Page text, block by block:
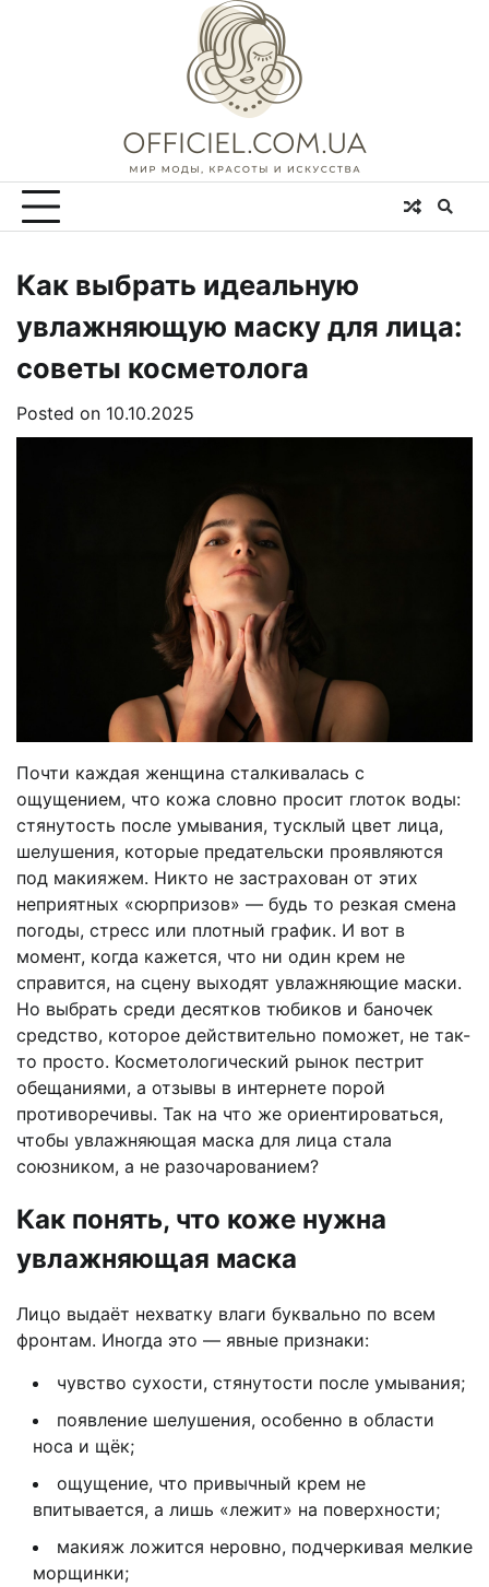
Как выбрать идеальную
увлажняющую маску для лица:
советы косметолога
Posted on 10.10.2025
Почти каждая женщина сталкивалась с
ощущением, что кожа словно просит глоток воды:
стянутость после умывания, тусклый цвет лица,
шелушения, которые предательски проявляются
под макияжем. Никто не застрахован от этих
неприятных «сюрпризов» — будь то резкая смена
погоды, стресс или плотный график. И вот в
момент, когда кажется, что ни один крем не
справится, на сцену выходят увлажняющие маски.
Но выбрать среди десятков тюбиков и баночек
средство, которое действительно поможет, не так-
то просто. Косметологический рынок пестрит
обещаниями, а отзывы в интернете порой
противоречивы. Так на что же ориентироваться,
чтобы увлажняющая маска для лица стала
союзником, а не разочарованием?
Как понять, что коже нужна
увлажняющая маска
Лицо выдаёт нехватку влаги буквально по всем
фронтам. Иногда это — явные признаки:
чувство сухости, стянутости после умывания;
появление шелушения, особенно в области
носа и щёк;
ощущение, что привычный крем не
впитывается, а лишь «лежит» на поверхности;
макияж ложится неровно, подчеркивая мелкие
морщинки;